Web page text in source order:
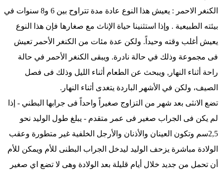
الكنغر الاحمر : يعيش هذا النوع عادة مدة تتراوح بين 6 و8 سنوات في
بيئته الطبيعية . وإذا استثنينا حياة الإناث مع صغارها فإن هذا النوع
يعيش أغلب وقته وحيداً. ولكن عدة مئات من الكنغر الأحمر تعيش
فى مجموعة وذلك في حالة نادرة. ويبقى الكنغر الأحمر في حالة
راحة أثناء النهار, ويبحث عن الطعام أثناء الليل وذلك فى فصل
الصيف، ولكن في الأشهر الباردة يتغدى أثناء النهار.
تضع الانثى بعد شهر من التزاوج صغيراً واحداً فى جرابها البطني - إذا
لم يكن فى الجراب صغير فى عمر متقدم - يبلغ طول الوليد نحو
2,5سم وتكون العينان والأذنان والأرجل الخلفية غير متطورة وعقب
الولادة مباشرة يزحف الوليد ليدخل الجراب البطنى للأم ويمكن للأم
أن تحمل من جديد خلال أيام قليلة بعد الولادة وهى لا تضع اي صغير